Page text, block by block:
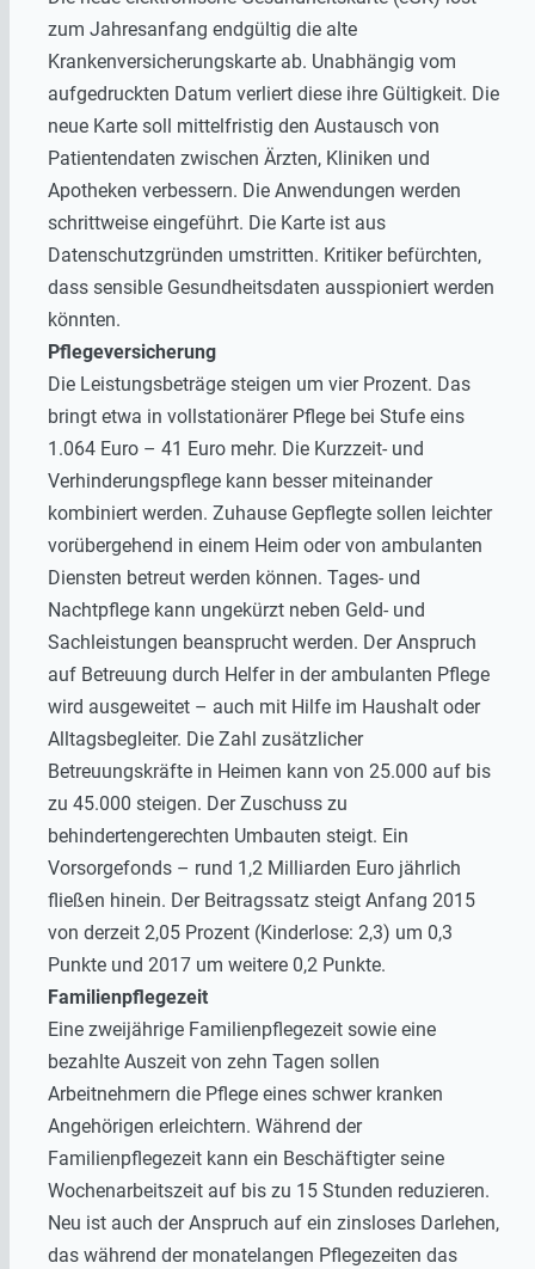
zum Jahresanfang endgültig die alte
Krankenversicherungskarte ab. Unabhängig vom
aufgedruckten Datum verliert diese ihre Gültigkeit. Die
neue Karte soll mittelfristig den Austausch von
Patientendaten zwischen Ärzten, Kliniken und
Apotheken verbessern. Die Anwendungen werden
schrittweise eingeführt. Die Karte ist aus
Datenschutzgründen umstritten. Kritiker befürchten,
dass sensible Gesundheitsdaten ausspioniert werden
könnten.
Pflegeversicherung
Die Leistungsbeträge steigen um vier Prozent. Das
bringt etwa in vollstationärer Pflege bei Stufe eins
1.064 Euro – 41 Euro mehr. Die Kurzzeit- und
Verhinderungspflege kann besser miteinander
kombiniert werden. Zuhause Gepflegte sollen leichter
vorübergehend in einem Heim oder von ambulanten
Diensten betreut werden können. Tages- und
Nachtpflege kann ungekürzt neben Geld- und
Sachleistungen beansprucht werden. Der Anspruch
auf Betreuung durch Helfer in der ambulanten Pflege
wird ausgeweitet – auch mit Hilfe im Haushalt oder
Alltagsbegleiter. Die Zahl zusätzlicher
Betreuungskräfte in Heimen kann von 25.000 auf bis
zu 45.000 steigen. Der Zuschuss zu
behindertengerechten Umbauten steigt. Ein
Vorsorgefonds – rund 1,2 Milliarden Euro jährlich
fließen hinein. Der Beitragssatz steigt Anfang 2015
von derzeit 2,05 Prozent (Kinderlose: 2,3) um 0,3
Punkte und 2017 um weitere 0,2 Punkte.
Familienpflegezeit
Eine zweijährige Familienpflegezeit sowie eine
bezahlte Auszeit von zehn Tagen sollen
Arbeitnehmern die Pflege eines schwer kranken
Angehörigen erleichtern. Während der
Familienpflegezeit kann ein Beschäftigter seine
Wochenarbeitszeit auf bis zu 15 Stunden reduzieren.
Neu ist auch der Anspruch auf ein zinsloses Darlehen,
das während der monatelangen Pflegezeiten das